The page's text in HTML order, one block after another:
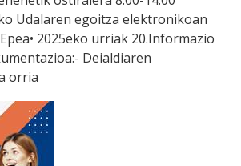
Udalaren egoitza elektronikoan
2025eko urriak 20.Informazio
Deialdiaren
orria